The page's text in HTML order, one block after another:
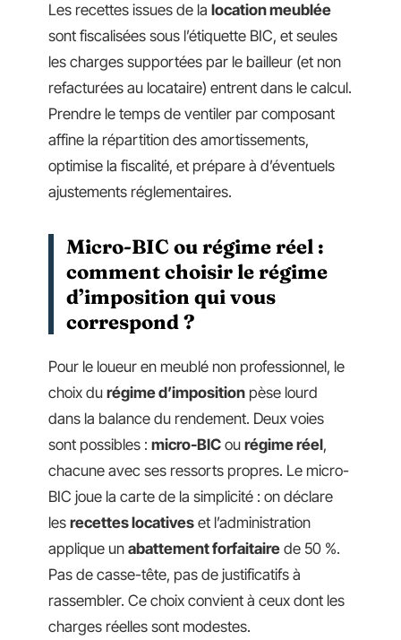
Les recettes issues de la location meublée
sont fiscalisées sous l’étiquette BIC, et seules
les charges supportées par le bailleur (et non
refacturées au locataire) entrent dans le calcul.
Prendre le temps de ventiler par composant
affine la répartition des amortissements,
optimise la fiscalité, et prépare à d’éventuels
ajustements réglementaires.
Micro-BIC ou régime réel :
comment choisir le régime
d’imposition qui vous
correspond ?
Pour le loueur en meublé non professionnel, le
choix du régime d’imposition pèse lourd
dans la balance du rendement. Deux voies
sont possibles : micro-BIC ou régime réel,
chacune avec ses ressorts propres. Le micro-
BIC joue la carte de la simplicité : on déclare
les recettes locatives et l’administration
applique un abattement forfaitaire de 50 %.
Pas de casse-tête, pas de justificatifs à
rassembler. Ce choix convient à ceux dont les
charges réelles sont modestes.